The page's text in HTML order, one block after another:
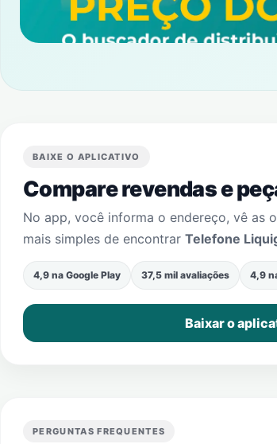
BAIXE O APLICATIVO
Compare revendas e
No app, você informa o endereço, vê as
mais simples de encontrar Telefone
4,9 na Google Play 37,5 mil avaliações 4,9
Baixar o
PERGUNTAS FREQUENTES